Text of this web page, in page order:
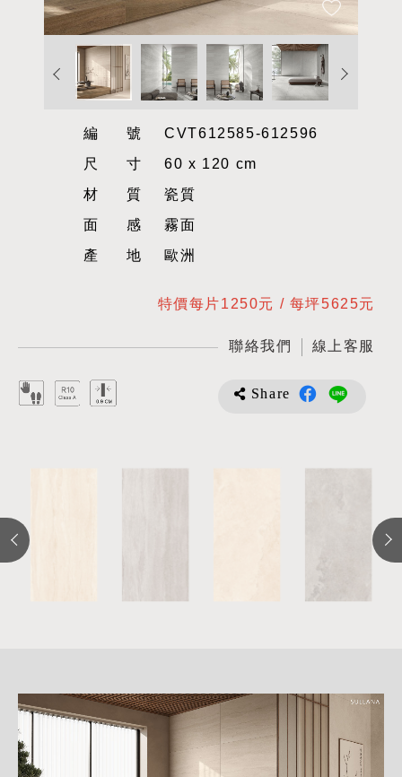
編號CVT612585-612596
尺寸60 x 120 cm
材質瓷質
面感霧面
產地歐洲
特價每片1250元 / 每坪5625元
聯絡我們 線上客服
Share
詳
細
介